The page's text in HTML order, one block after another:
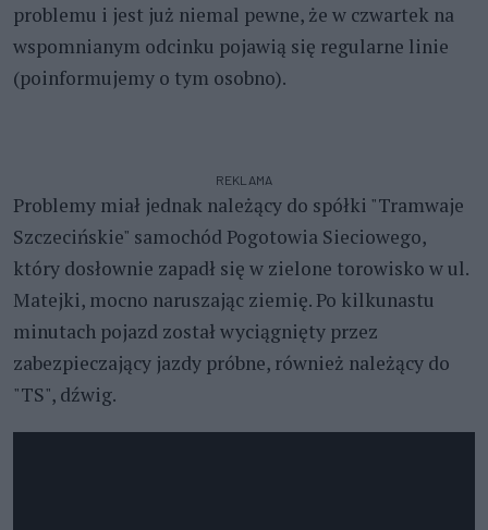
problemu i jest już niemal pewne, że w czwartek na
wspomnianym odcinku pojawią się regularne linie
(poinformujemy o tym osobno).
REKLAMA
Problemy miał jednak należący do spółki "Tramwaje
Szczecińskie" samochód Pogotowia Sieciowego,
który dosłownie zapadł się w zielone torowisko w ul.
Matejki, mocno naruszając ziemię. Po kilkunastu
minutach pojazd został wyciągnięty przez
zabezpieczający jazdy próbne, również należący do
"TS", dźwig.